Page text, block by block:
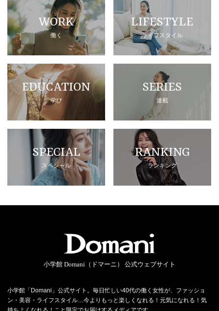
WORK
働く
LIFESTYLE
ライフスタイル
EDUCATION
学び
SERIES
連載
SPECIAL
スペシャル
RANKING
ランキング
小学館 Domani（ドマーニ） 公式ウェブサイト
小学館「Domani」公式サイト。毎日忙しい40代の働く女性が、ファッショ
ン・美容・ライフスタイル…今よりもっと楽しくなれる！元気になれる！気